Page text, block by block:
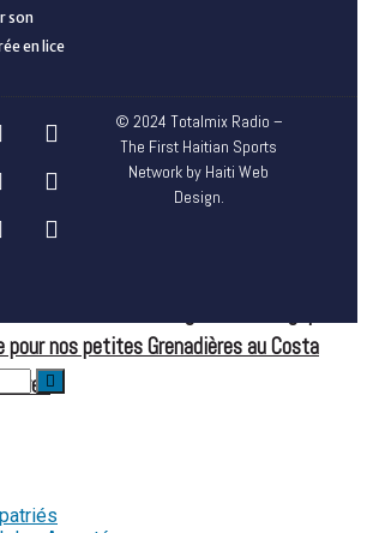
pour nos petites Grenadières au Costa
son
en lice
© 2024 Totalmix Radio –
The First Haitian Sports
Network by Haiti Web
Design.